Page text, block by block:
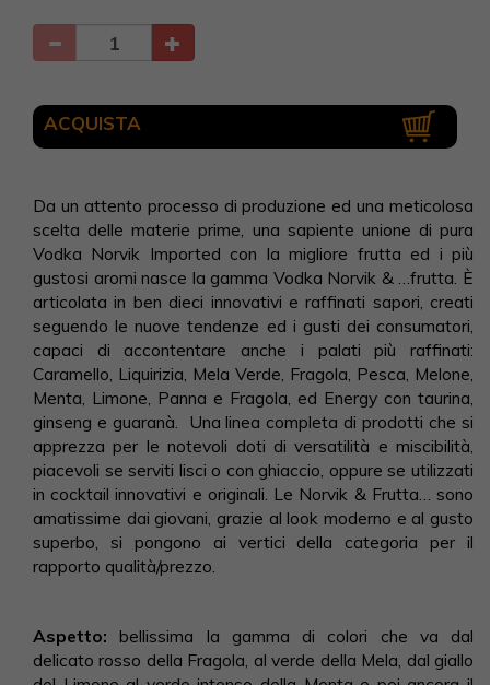
ACQUISTA
Da un attento processo di produzione ed una meticolosa
scelta delle materie prime, una sapiente unione di pura
Vodka Norvik Imported con la migliore frutta ed i più
gustosi aromi nasce la gamma Vodka Norvik & …frutta. È
articolata in ben dieci innovativi e raffinati sapori, creati
seguendo le nuove tendenze ed i gusti dei consumatori,
capaci di accontentare anche i palati più raffinati:
Caramello, Liquirizia, Mela Verde, Fragola, Pesca, Melone,
Menta, Limone, Panna e Fragola, ed Energy con taurina,
ginseng e guaranà. Una linea completa di prodotti che si
apprezza per le notevoli doti di versatilità e miscibilità,
piacevoli se serviti lisci o con ghiaccio, oppure se utilizzati
in cocktail innovativi e originali. Le Norvik & Frutta… sono
amatissime dai giovani, grazie al look moderno e al gusto
superbo, si pongono ai vertici della categoria per il
rapporto qualità/prezzo.
Aspetto:bellissima la gamma di colori che va dal
delicato rosso della Fragola, al verde della Mela, dal giallo